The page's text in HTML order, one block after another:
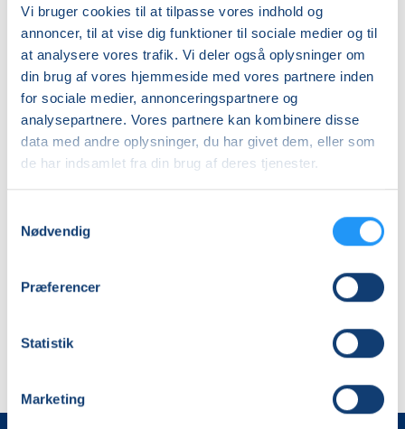
Vi bruger cookies til at tilpasse vores indhold og
annoncer, til at vise dig funktioner til sociale medier og til
at analysere vores trafik. Vi deler også oplysninger om
din brug af vores hjemmeside med vores partnere inden
for sociale medier, annonceringspartnere og
analysepartnere. Vores partnere kan kombinere disse
data med andre oplysninger, du har givet dem, eller som
de har indsamlet fra din brug af deres tjenester.
Nødvendig
Præferencer
Statistik
Marketing
Motion
for
dig
Osteoporose
tirs. 22.09.2026, 13.00